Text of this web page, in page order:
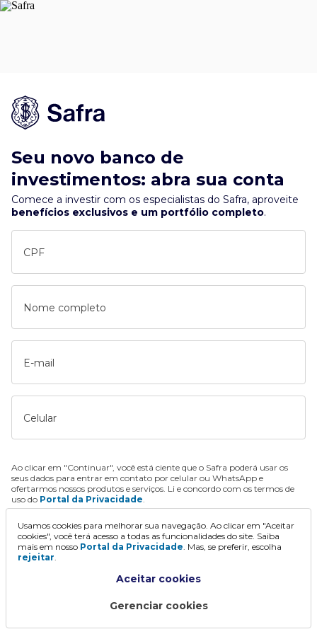
Seu novo banco de
investimentos: abra sua conta
Comece a investir com os especialistas do Safra, aproveite
benefícios exclusivos e um portfólio completo.
CPF
Nome completo
E-mail
Celular
Ao clicar em "Continuar", você está ciente que o Safra poderá usar os
seus dados para entrar em contato por celular ou WhatsApp e
ofertarmos nossos produtos e serviços. Li e concordo com os termos de
uso do Portal da Privacidade.
Continuar
Usamos cookies para melhorar sua navegação. Ao clicar em "Aceitar
cookies", você terá acesso a todas as funcionalidades do site. Saiba
mais em nosso Portal da Privacidade. Mas, se preferir, escolha
rejeitar.
Aceitar cookies
Gerenciar cookies